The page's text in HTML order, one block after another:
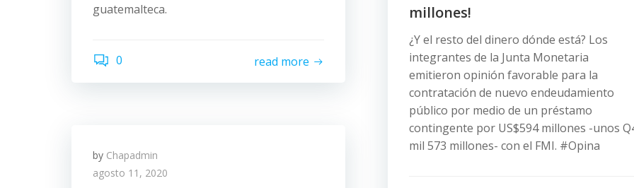
guatemalteca.
0 read more
millones!
¿Y el resto del dinero dónde está? Los
integrantes de la Junta Monetaria
emitieron opinión favorable para la
contratación de nuevo endeudamiento
público por medio de un préstamo
contingente por US$594 millones -unos
mil 573 millones- con el FMI. #Opina
by Chapadmin
agosto 11, 2020